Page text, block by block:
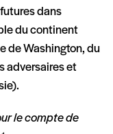
dans
du continent
de Washington, du
adversaires et
le compte de